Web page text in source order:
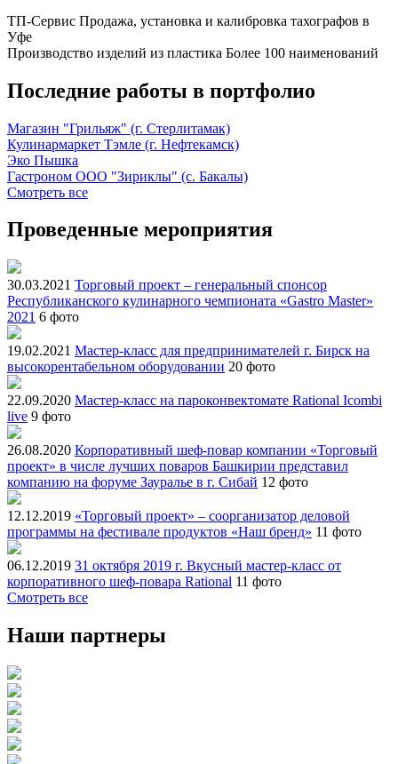
ТП-Сервис Продажа, установка и калибровка тахографов в
Уфе
Производство изделий из пластика Более 100 наименований
Последние работы в портфолио
Магазин "Грильяж" (г. Стерлитамак)
Кулинармаркет Тэмле (г. Нефтекамск)
Эко Пышка
Гастроном ООО "Зириклы" (с. Бакалы)
Смотреть все
Проведенные мероприятия
30.03.2021 Торговый проект – генеральный спонсор
Республиканского кулинарного чемпионата «Gastro Master»
2021 6 фото
19.02.2021 Мастер-класс для предпринимателей г. Бирск на
высокорентабельном оборудовании 20 фото
22.09.2020 Мастер-класс на пароконвектомате Rational Icombi
live 9 фото
26.08.2020 Корпоративный шеф-повар компании «Торговый
проект» в числе лучших поваров Башкирии представил
компанию на форуме Зауралье в г. Сибай 12 фото
12.12.2019 «Торговый проект» – соорганизатор деловой
программы на фестивале продуктов «Наш бренд» 11 фото
06.12.2019 31 октября 2019 г. Вкусный мастер-класс от
корпоративного шеф-повара Rational 11 фото
Смотреть все
Наши партнеры